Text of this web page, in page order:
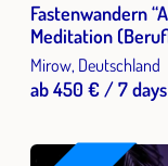
Fastenwandern
Meditation
Mirow, Deutschland
ab 450 € / 7 days